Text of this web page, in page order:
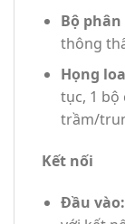
Bộ
thông
Họng
tục, 1
trầm/
Kết nối
Đầu vào: